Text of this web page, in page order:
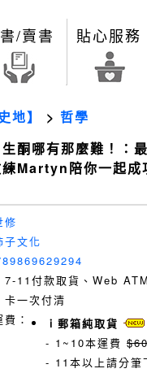
/賣書 貼心服務
地】 > 哲學
生酮哪有那麼難！：
練Martyn陪你一起成
修
子文化
7-11付款取貨、Web
卡一次付清
：
ｉ郵箱純取貨
- 1~10本運費
- 11本以上請分筆